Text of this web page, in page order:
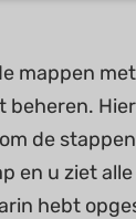
mappen
beheren.
de
en u ziet
hebt